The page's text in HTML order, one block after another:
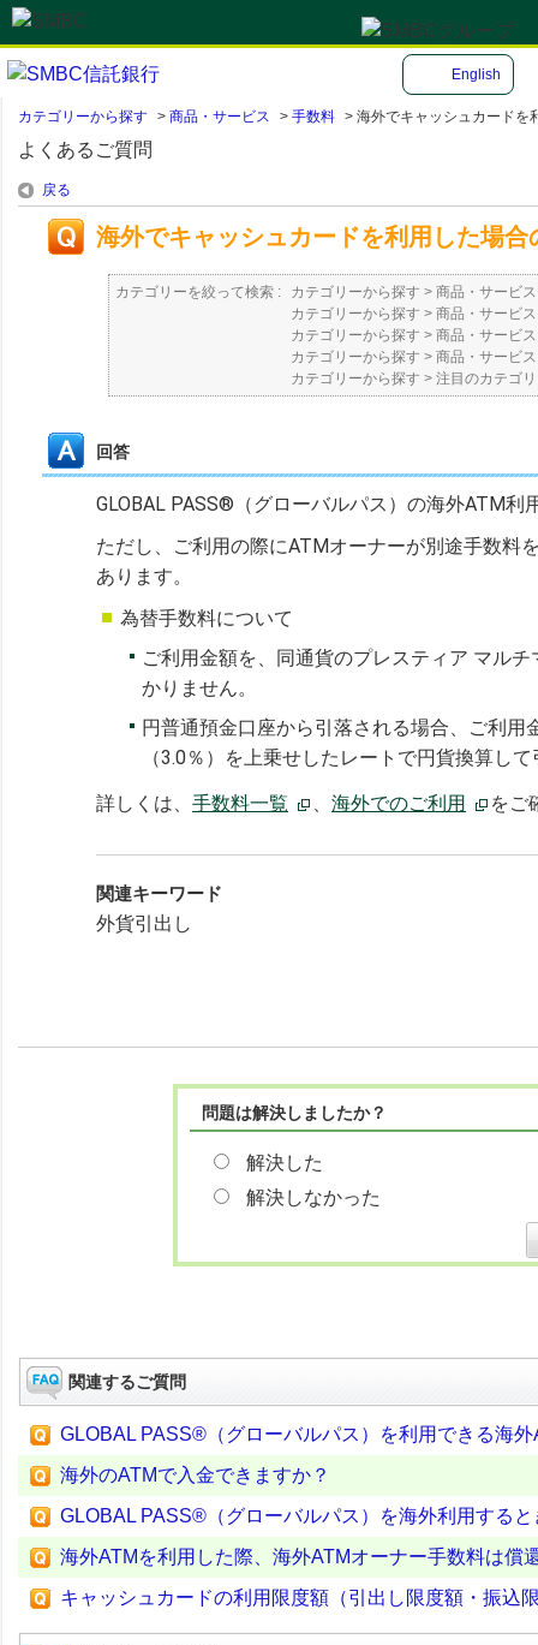
English
カテゴリーから探す > 商品・サービス > 手数料 > 海外でキャッシュカードを
よくあるご質問
戻る
海外でキャッシュカードを利用した場
カテゴリーを絞って検索 : カテゴリーから探す > 商品・サービス
カテゴリーから探す > 商品・サービス
カテゴリーから探す > 商品・サービス
カテゴリーから探す > 商品・サービス
カテゴリーから探す > 注目のカテゴ
回答
GLOBAL PASS®（グローバルパス）の海外ATM利
ただし、ご利用の際にATMオーナーが別途手数料
あります。
為替手数料について
ご利用金額を、同通貨のプレスティア マル
かりません。
円普通預金口座から引落される場合、ご利
（3.0％）を上乗せしたレートで円貨換算し
詳しくは、 手数料一覧 、 海外でのご利用 をご
関連キーワード
外貨引出し
問題は解決しましたか？
解決した
解決しなかった
関連するご質問
GLOBAL PASS®（グローバルパス）を利用できる海
海外のATMで入金できますか？
GLOBAL PASS®（グローバルパス）を海外利用する
海外ATMを利用した際、海外ATMオーナー手数料は償
キャッシュカードの利用限度額（引出し限度額・振込